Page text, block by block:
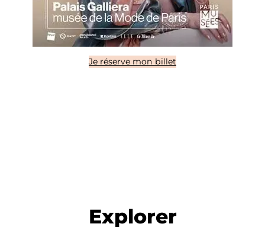
Je réserve mon billet
Explorer